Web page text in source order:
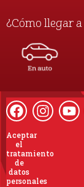
¿Cómo llegar a
Aceptar
el
tratamiento
de
datos
personales